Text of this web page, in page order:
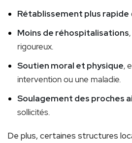
Rétablissement plus rapide
Moins de réhospitalisations
rigoureux.
Soutien moral et physique,
intervention ou une maladie.
Soulagement des proches
sollicités.
De plus, certaines structures